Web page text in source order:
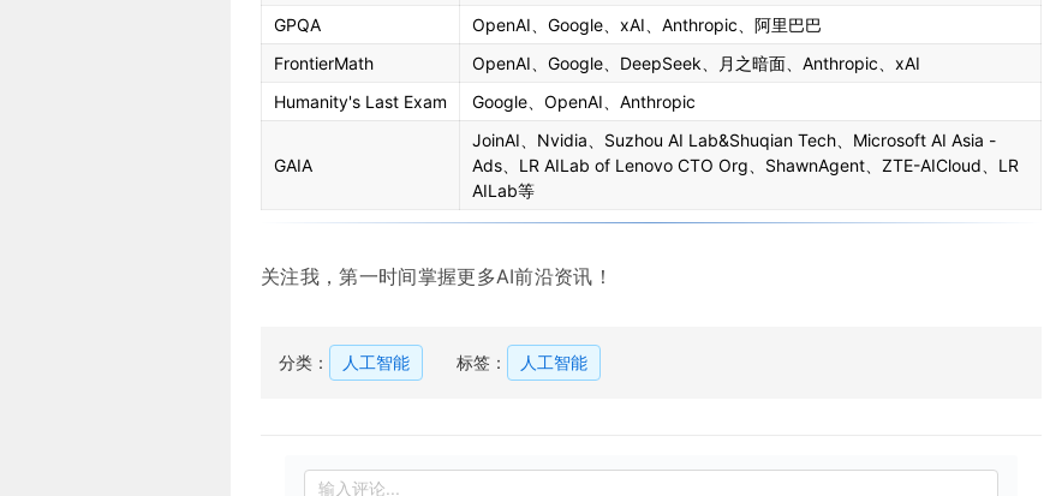
GPQA
OpenAI、Google、xAI、Anthropic、阿里巴巴
FrontierMath
OpenAI、Google、DeepSeek、月之暗面、Anthropic、xAI
Humanity's Last Exam
Google、OpenAI、Anthropic
GAIA
JoinAI、Nvidia、Suzhou AI Lab&Shuqian Tech、Microsoft AI Asia -
Ads、LR AILab of Lenovo CTO Org、ShawnAgent、ZTE-AICloud、LR
AILab等
关注我，第一时间掌握更多AI前沿资讯！
分类： 人工智能 标签： 人工智能